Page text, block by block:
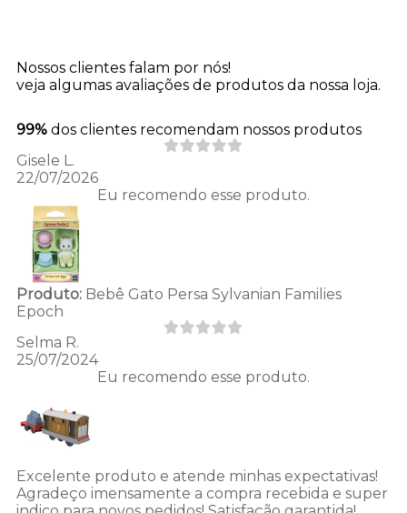
Nossos clientes falam por nós!
veja algumas avaliações de produtos da nossa loja.
99% dos clientes recomendam nossos produtos
Gisele L.
22/07/2026
Eu recomendo esse produto.
Produto:Bebê Gato Persa Sylvanian Families
Epoch
Selma R.
25/07/2024
Eu recomendo esse produto.
Excelente produto e atende minhas expectativas!
Agradeço imensamente a compra recebida e super